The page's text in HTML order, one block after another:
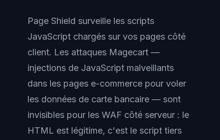
Page Shield surveille les scripts
JavaScript chargés sur vos pages côté
client. Les attaques Magecart —
injections de JavaScript malveillants
dans les pages e-commerce pour voler
les données de carte bancaire — sont
invisibles pour les WAF côté serveur : le
HTML est légitime, c'est le script tiers